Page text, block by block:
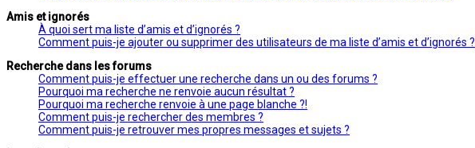
Amis et ignorés
À quoi sert ma liste d’amis et d’ignorés ?
Comment puis-je ajouter ou supprimer des utilisateurs de ma liste d’amis et d’ignorés ?
Recherche dans les forums
Comment puis-je effectuer une recherche dans un ou des forums ?
Pourquoi ma recherche ne renvoie aucun résultat ?
Pourquoi ma recherche renvoie à une page blanche ?!
Comment puis-je rechercher des membres ?
Comment puis-je retrouver mes propres messages et sujets ?